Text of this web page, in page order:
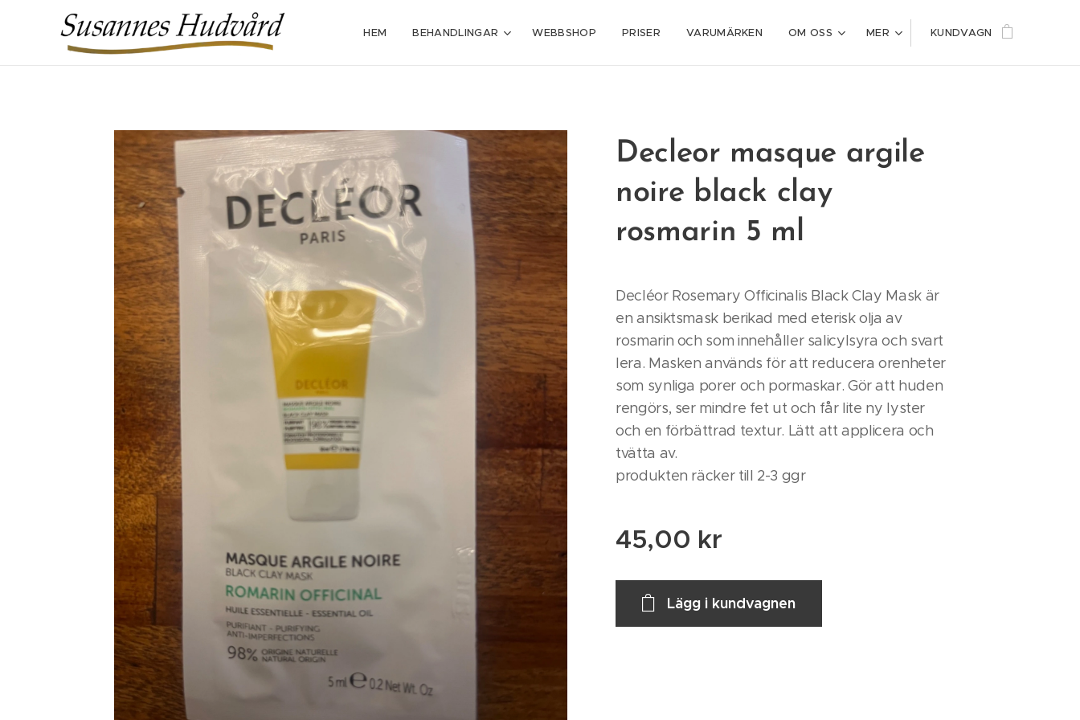
HEM BEHANDLINGAR WEBBSHOP PRISER VARUMÄRKEN OM OSS MER KUNDVAGN
Decleor masque argile
noire black clay
rosmarin 5 ml
Decléor Rosemary Officinalis Black Clay Mask är
en ansiktsmask berikad med eterisk olja av
rosmarin och som innehåller salicylsyra och svart
lera. Masken används för att reducera orenheter
som synliga porer och pormaskar. Gör att huden
rengörs, ser mindre fet ut och får lite ny lyster
och en förbättrad textur. Lätt att applicera och
tvätta av.
produkten räcker till 2-3 ggr
45,00 kr
Lägg i kundvagnen